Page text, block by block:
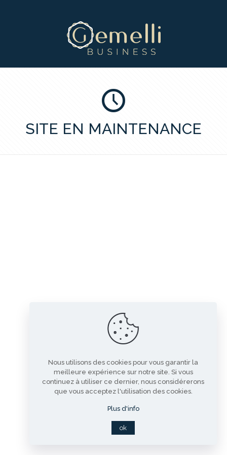
SITE EN MAINTENANCE
Nous utilisons des cookies pour vous garantir la
meilleure expérience sur notre site. Si vous
continuez à utiliser ce dernier, nous considérerons
que vous acceptez l'utilisation des cookies.
Plus d'info
ok